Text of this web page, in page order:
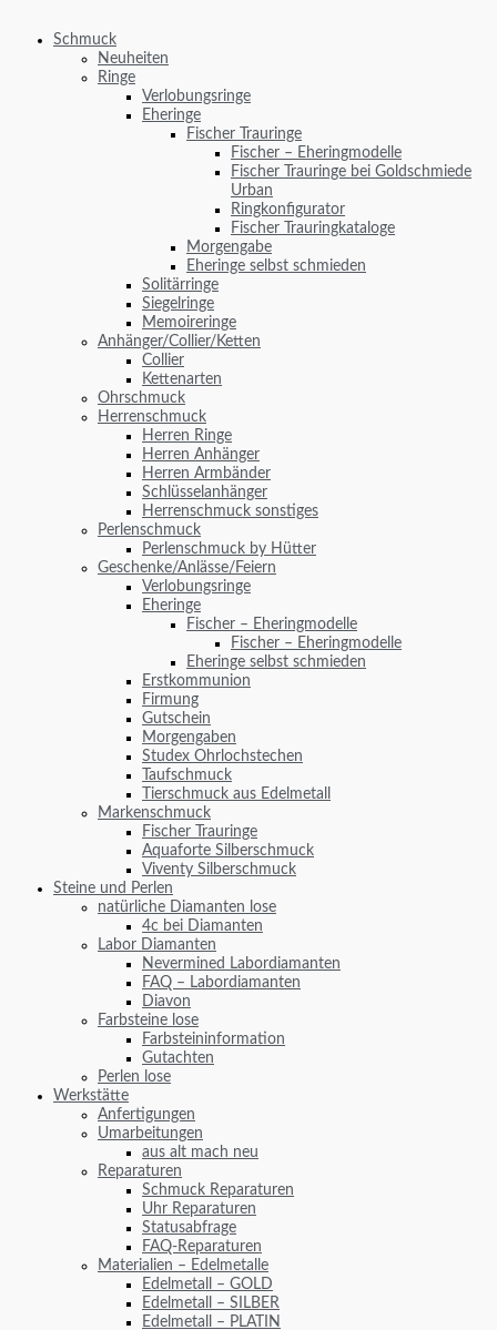
Schmuck
Neuheiten
Ringe
Verlobungsringe
Eheringe
Fischer Trauringe
Fischer – Eheringmodelle
Fischer Trauringe bei Goldschmiede
Urban
Ringkonfigurator
Fischer Trauringkataloge
Morgengabe
Eheringe selbst schmieden
Solitärringe
Siegelringe
Memoireringe
Anhänger/Collier/Ketten
Collier
Kettenarten
Ohrschmuck
Herrenschmuck
Herren Ringe
Herren Anhänger
Herren Armbänder
Schlüsselanhänger
Herrenschmuck sonstiges
Perlenschmuck
Perlenschmuck by Hütter
Geschenke/Anlässe/Feiern
Verlobungsringe
Eheringe
Fischer – Eheringmodelle
Fischer – Eheringmodelle
Eheringe selbst schmieden
Erstkommunion
Firmung
Gutschein
Morgengaben
Studex Ohrlochstechen
Taufschmuck
Tierschmuck aus Edelmetall
Markenschmuck
Fischer Trauringe
Aquaforte Silberschmuck
Viventy Silberschmuck
Steine und Perlen
natürliche Diamanten lose
4c bei Diamanten
Labor Diamanten
Nevermined Labordiamanten
FAQ – Labordiamanten
Diavon
Farbsteine lose
Farbsteininformation
Gutachten
Perlen lose
Werkstätte
Anfertigungen
Umarbeitungen
aus alt mach neu
Reparaturen
Schmuck Reparaturen
Uhr Reparaturen
Statusabfrage
FAQ-Reparaturen
Materialien – Edelmetalle
Edelmetall – GOLD
Edelmetall – SILBER
Edelmetall – PLATIN